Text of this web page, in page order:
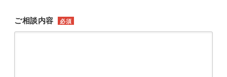
ご相談内容 必須